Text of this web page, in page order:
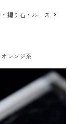
握り石・ルース
レンジ系